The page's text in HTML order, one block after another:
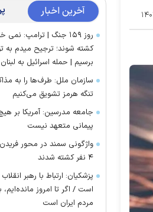
۱۲ آخرین اخبار
روز ۱۵۹ جنگ | ترامپ:
کشته شوند؛ ترجیح میدم به
برسیم | حمله اسرائیل به لبنان
سازمان ملل: طرف‌ها را به
تنگه هرمز تشویق می‌کنیم
جامعه مدرسین: آمریکا بر
پیمانی متعهد نیست
واژگونی سمند در محور
۴ نفر کشته شدند
پزشکیان: ارتباط با رهبر
است / اگر تا امروز مانده‌ایم،
مردم ایران است